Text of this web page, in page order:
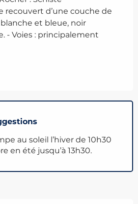
d’une couche de
et bleue, noir
- Voies : principalement
au soleil l’hiver de 10h30
en été jusqu’à 13h30.